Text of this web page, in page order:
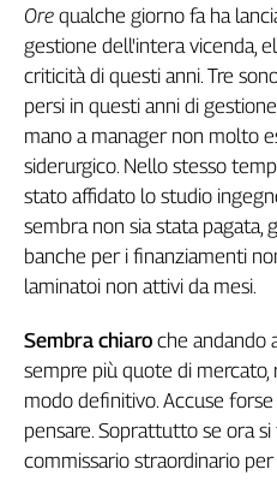
Contatti
La
redazione
Newsletter
Social
Ore qualche giorno fa ha
gestione dell'intera vicenda,
criticità di questi anni. Tre
persi in questi anni di
mano a manager non molto
siderurgico. Nello stesso
stato affidato lo studio
sembra non sia stata pagata,
banche per i finanziamenti
laminatoi non attivi da mesi.
Sembra chiaro che andando
sempre più quote di mercato,
modo definitivo. Accuse
pensare. Soprattutto se ora
commissario straordinario